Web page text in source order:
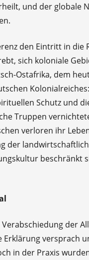
und der globale
den Eintritt in
sich koloniale
Ostafrika, dem
Schutz und
Truppen
verloren ihr
der
beschränkt
der
versprach
in der Praxis